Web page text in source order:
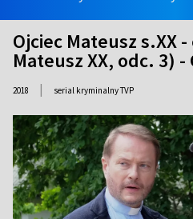
Ojciec Mateusz s.XX
Mateusz XX, odc. 3)
2018 | serial kryminalny TVP